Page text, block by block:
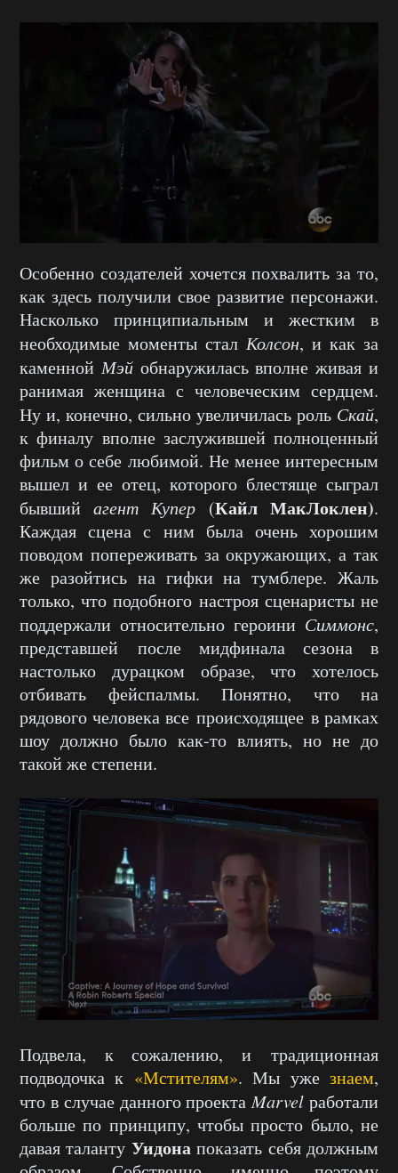
Особенно создателей хочется похвалить за то,
как здесь получили свое развитие персонажи.
Насколько принципиальным и жестким в
необходимые моменты стал Колсон, и как за
каменной Мэйобнаружилась вполне живая и
ранимая женщина с человеческим сердцем.
Ну и, конечно, сильно увеличилась роль Скай,
к финалу вполне заслужившей полноценный
фильм о себе любимой. Не менее интересным
вышел и ее отец, которого блестяще сыграл
бывший агент Купер(Кайл МакЛоклен).
Каждая сцена с ним была очень хорошим
поводом попереживать за окружающих, а так
же разойтись на гифки на тумблере. Жаль
только, что подобного настроя сценаристы не
поддержали относительно героини Симмонс,
представшей после мидфинала сезона в
настолько дурацком образе, что хотелось
отбивать фейспалмы. Понятно, что на
рядового человека все происходящее в рамках
шоу должно было как-то влиять, но не до
такой же степени.
Подвела, к сожалению, и традиционная
подводочка к «Мстителям». Мы ужезнаем,
что в случае данного проектаMarvel работали
больше по принципу, чтобы просто было, не
давая таланту Уидонапоказать себя должным